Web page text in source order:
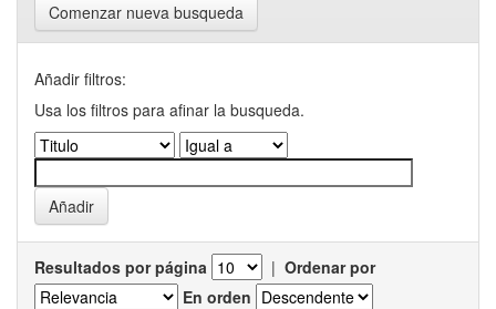
Comenzar nueva busqueda
Añadir filtros:
Usa los filtros para afinar la busqueda.
Resultados por página | Ordenar por
En orden